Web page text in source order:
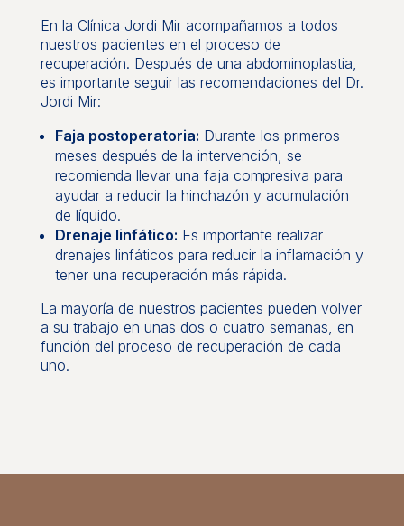
En la Clínica Jordi Mir acompañamos a todos
nuestros pacientes en el proceso de
recuperación. Después de una abdominoplastia,
es importante seguir las recomendaciones del Dr.
Jordi Mir:
Faja postoperatoria: Durante los primeros
meses después de la intervención, se
recomienda llevar una faja compresiva para
ayudar a reducir la hinchazón y acumulación
de líquido.
Drenaje linfático: Es importante realizar
drenajes linfáticos para reducir la inflamación y
tener una recuperación más rápida.
La mayoría de nuestros pacientes pueden volver
a su trabajo en unas dos o cuatro semanas, en
función del proceso de recuperación de cada
uno.